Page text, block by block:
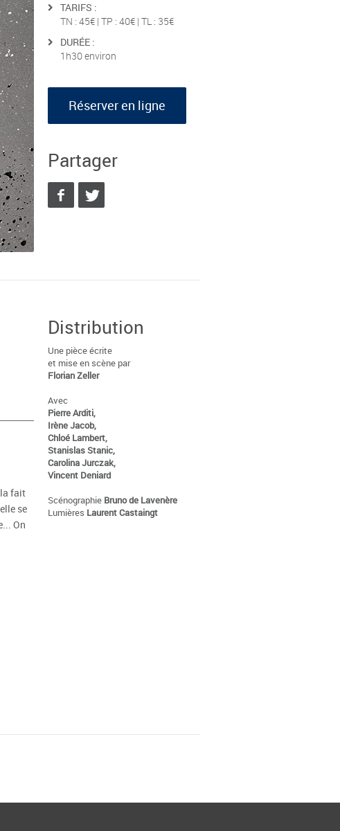
TARIFS :
TN : 45€ | TP : 40€ | TL : 35€
DURÉE :
1h30 environ
Réserver en ligne
Partager
la fait
se
On
Distribution
Une pièce écrite
et mise en scène par
Florian Zeller
Avec
Pierre Arditi,
Irène Jacob,
Chloé Lambert,
Stanislas Stanic,
Carolina Jurczak,
Vincent Deniard
Scénographie Bruno de Lavenère
Lumières Laurent Castaingt